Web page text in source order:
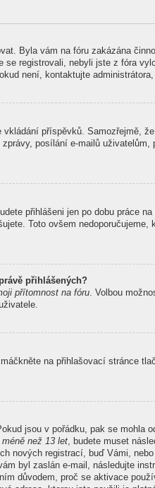
Byla vám na fóru zakázána
registrovali, nebyli jste z fóra
není, kontaktujte
příspěvků. Samozřejmě,
posílání e-mailů
přihlášeni jen po dobu práce
Toto ovšem nedoporučujeme,
přihlášených?
přítomnost na fóru . Volbou
na přihlašovací stránce
jsou v pořádku, pak se mohla
než 13 let, budete muset
nových registrací, buď Vámi,
byl zaslán e-mail, následujte
důvodem, proč se aktivace